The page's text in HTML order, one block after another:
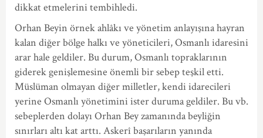
dikkat etmelerini tembihledi.
Orhan Beyin örnek ahlâkı ve yönetim anlayışına hayran
kalan diğer bölge halkı ve yöneticileri, Osmanlı idaresini
arar hale geldiler. Bu durum, Osmanlı topraklarının
giderek genişlemesine önemli bir sebep teşkil etti.
Müslüman olmayan diğer milletler, kendi idarecileri
yerine Osmanlı yönetimini ister duruma geldiler. Bu vb.
sebeplerden dolayı Orhan Bey zamanında beyliğin
sınırları altı kat arttı. Askerî başarıların yanında